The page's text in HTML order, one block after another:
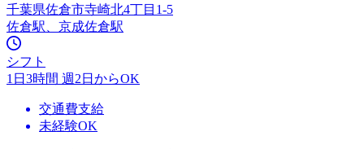
千葉県佐倉市寺崎北4丁目1-5
佐倉駅、京成佐倉駅
シフト
1日3時間 週2日からOK
交通費支給
未経験OK